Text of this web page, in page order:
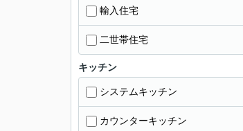
輸入住宅
二世帯住宅
キッチン
システムキッチン
カウンターキッチン